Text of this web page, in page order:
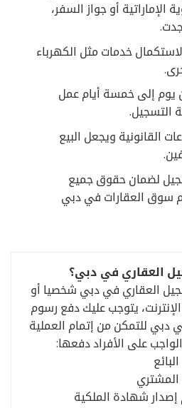
أو جواز السفر،
خدمات مثل الكهرباء
يوم إلى خمسة أيام عمل
القانونية ويجعل البيع
لضمان حقوق جميع
سوق العقارات في دبي
العقاري في دبي؟
العقاري في دبي شخصيا أو
يتوجب عليك دفع رسوم
دبي للتمكن من إتمام العملية
على الأفراد دفعها:
شهادة الملكية